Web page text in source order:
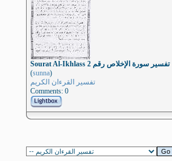
Sourat Al-Ikhlass تفسير سورة الإخلاص رقم 2
(sunna)
تفسير القرءان الكريم
Comments: 0